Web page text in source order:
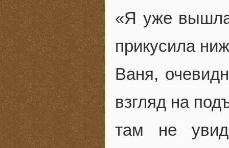
«Я уже
прикусила
Ваня,
взгляд на
там не